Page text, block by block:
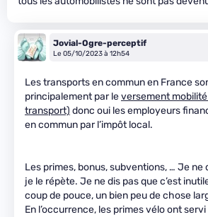
Jovial-Ogre-perceptif
Le 05/10/2023 à 12h54
Les transports en commun en France
principalement par leversement
transport) donc oui les employeurs
en commun par l’impôt local.
Les primes, bonus, subventions, … Je ne
je le répète. Je ne dis pas que c’est
coup de pouce, un bien peu de chose
En l’occurrence, les primes vélo ont